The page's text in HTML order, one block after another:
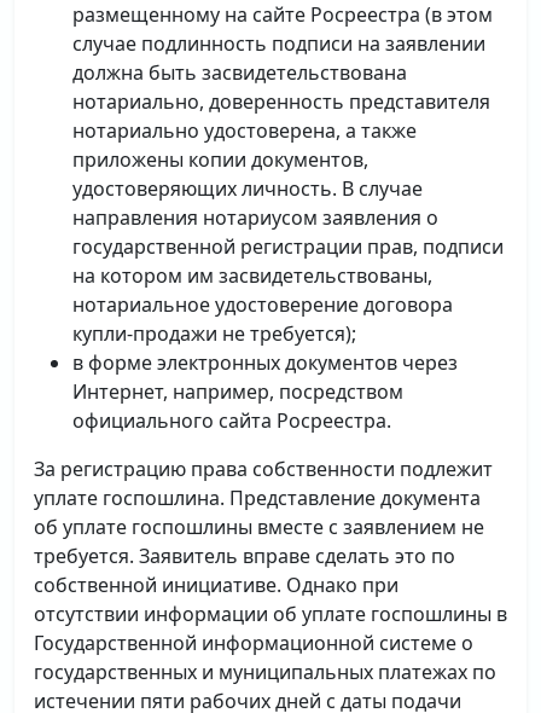
размещенному на сайте Росреестра (в этом
случае подлинность подписи на заявлении
должна быть засвидетельствована
нотариально, доверенность представителя
нотариально удостоверена, а также
приложены копии документов,
удостоверяющих личность. В случае
направления нотариусом заявления о
государственной регистрации прав, подписи
на котором им засвидетельствованы,
нотариальное удостоверение договора
купли-продажи не требуется);
в форме электронных документов через
Интернет, например, посредством
официального сайта Росреестра.
За регистрацию права собственности подлежит
уплате госпошлина. Представление документа
об уплате госпошлины вместе с заявлением не
требуется. Заявитель вправе сделать это по
собственной инициативе. Однако при
отсутствии информации об уплате госпошлины в
Государственной информационной системе о
государственных и муниципальных платежах по
истечении пяти рабочих дней с даты подачи